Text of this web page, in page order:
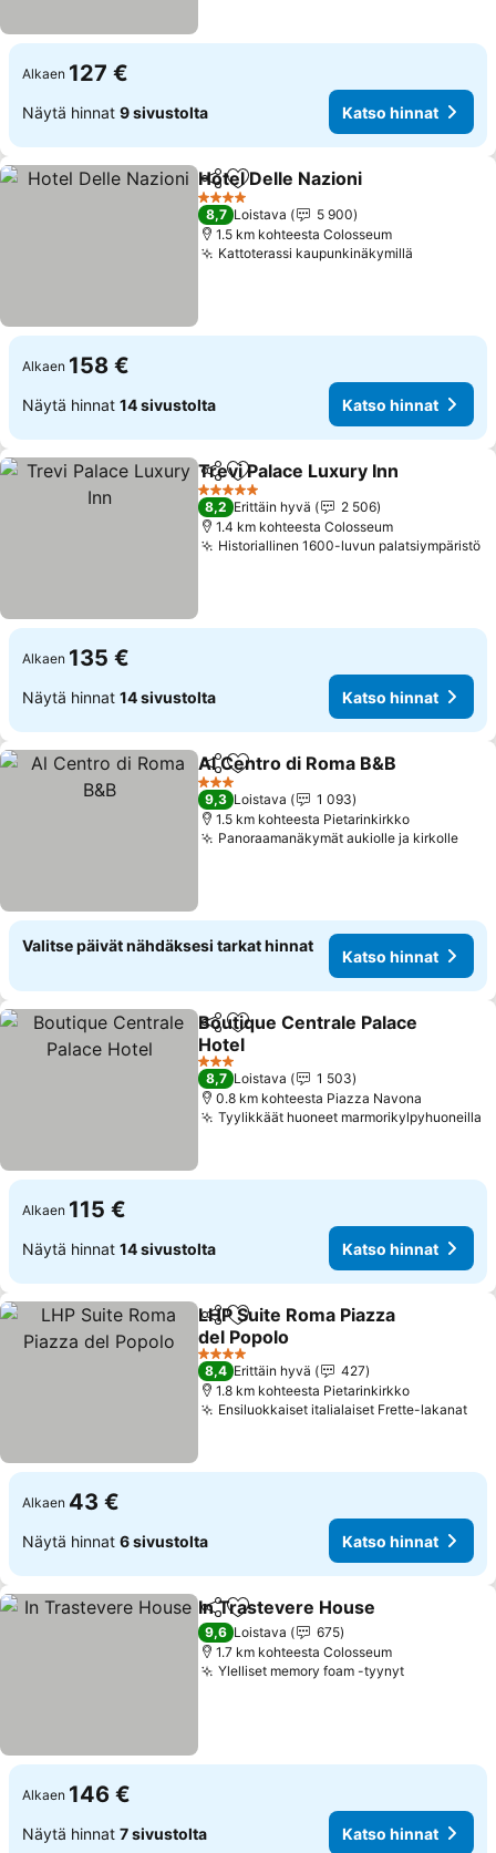
Alkaen 127 €
Näytä hinnat 9 sivustolta Katso hinnat
Jaa Lisää suosikkeihin
Hotel Delle Nazioni
4 Tähtiluokitus
8,7 Loistava
5 900
1.5 km kohteesta Colosseum
Kattoterassi kaupunkinäkymillä
Alkaen 158 €
Näytä hinnat 14 sivustolta Katso hinnat
Jaa Lisää suosikkeihin
Trevi Palace Luxury Inn
5 Tähtiluokitus
8,2 Erittäin hyvä
2 506
1.4 km kohteesta Colosseum
Historiallinen 1600-luvun palatsiympäristö
Alkaen 135 €
Näytä hinnat 14 sivustolta Katso hinnat
Jaa Lisää suosikkeihin
Al Centro di Roma B&B
3 Tähtiluokitus
9,3 Loistava
1 093
1.5 km kohteesta Pietarinkirkko
Panoraamanäkymät aukiolle ja kirkolle
Valitse päivät nähdäksesi tarkat hinnat
Katso hinnat
Jaa Lisää suosikkeihin
Boutique Centrale Palace
Hotel
Katso hinnat
3 Tähtiluokitus
8,7 Loistava
1 503
0.8 km kohteesta Piazza Navona
Tyylikkäät huoneet marmorikylpyhuoneilla
Alkaen 115 €
Näytä hinnat 14 sivustolta Katso hinnat
Jaa Lisää suosikkeihin
LHP Suite Roma Piazza
del Popolo
Katso hinnat
4 Tähtiluokitus
8,4 Erittäin hyvä
427
1.8 km kohteesta Pietarinkirkko
Ensiluokkaiset italialaiset Frette-lakanat
Alkaen 43 €
Näytä hinnat 6 sivustolta Katso hinnat
Jaa Lisää suosikkeihin
In Trastevere House
9,6 Loistava
675
1.7 km kohteesta Colosseum
Ylelliset memory foam -tyynytKatso
Alkaen 146 €
Näytä hinnat 7 sivustolta Katso hinnat